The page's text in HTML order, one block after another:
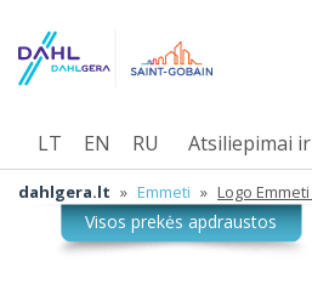
Atsiliepimai
LT EN RU
dahlgera.lt » Emmeti » Logo